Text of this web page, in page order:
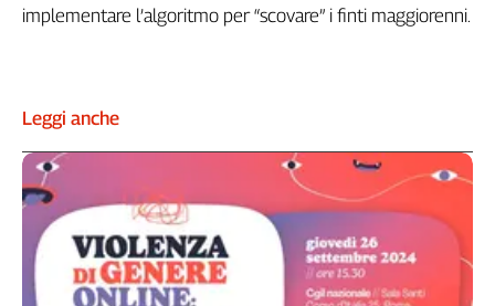
Newsletter
implementare l’algoritmo per “scovare” i finti maggiorenni.
Leggi anche